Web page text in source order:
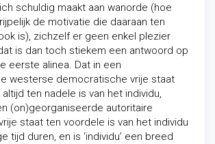
schuldig maakt aan wanorde (hoe
de motivatie die daaraan ten
is), zichzelf er geen enkel plezier
is dan toch stiekem een antwoord op
eerste alinea. Dat in een
westerse democratische vrije staat
ten nadele is van het individu,
(on)georganiseerde autoritaire
staat ten voordele is van het individu
tijd duren, en is ‘individu’ een breed